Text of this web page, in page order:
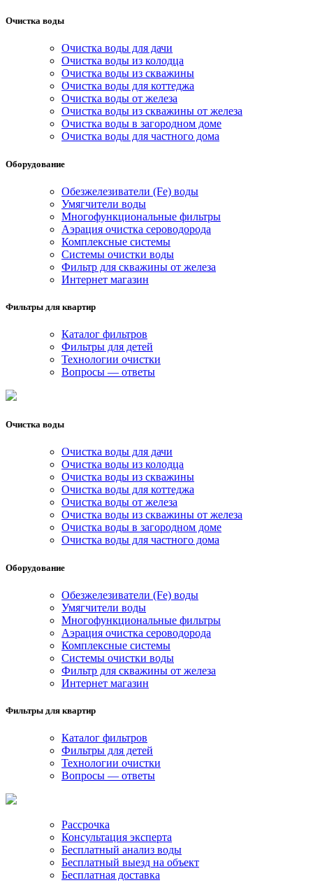
Очистка воды
Очистка воды для дачи
Очистка воды из колодца
Очистка воды из скважины
Очистка воды для коттеджа
Очистка воды от железа
Очистка воды из скважины от железа
Очистка воды в загородном доме
Очистка воды для частного дома
Оборудование
Обезжелезиватели (Fe) воды
Умягчители воды
Многофункциональные фильтры
Аэрация очистка сероводорода
Комплексные системы
Системы очистки воды
Фильтр для скважины от железа
Интернет магазин
Фильтры для квартир
Каталог фильтров
Фильтры для детей
Технологии очистки
Вопросы — ответы
Очистка воды
Очистка воды для дачи
Очистка воды из колодца
Очистка воды из скважины
Очистка воды для коттеджа
Очистка воды от железа
Очистка воды из скважины от железа
Очистка воды в загородном доме
Очистка воды для частного дома
Оборудование
Обезжелезиватели (Fe) воды
Умягчители воды
Многофункциональные фильтры
Аэрация очистка сероводорода
Комплексные системы
Системы очистки воды
Фильтр для скважины от железа
Интернет магазин
Фильтры для квартир
Каталог фильтров
Фильтры для детей
Технологии очистки
Вопросы — ответы
Рассрочка
Консультация эксперта
Бесплатный анализ воды
Бесплатный выезд на объект
Бесплатная доставка